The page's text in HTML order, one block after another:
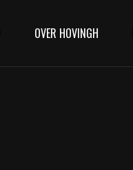
OVER HOVINGH